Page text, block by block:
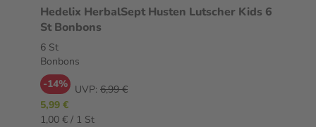
Hedelix HerbalSept Husten Lutscher Kids 6
St Bonbons
6 St
Bonbons
-14% UVP: 6,99 €
5,99 €
1,00 € / 1 St